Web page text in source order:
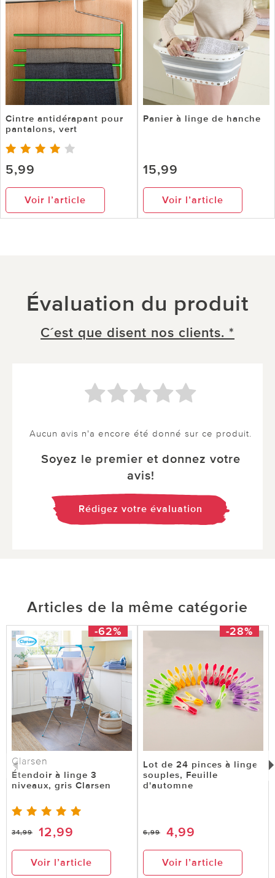
Cintre antidérapant pour
pantalons, vert
5,99
Voir l’article
Panier à linge de hanche
15,99
Voir l’article
Évaluation du produit
C´est que disent nos clients. *
Aucun avis n'a encore été donné sur ce produit.
Soyez le premier et donnez votre
avis!
Rédigez votre évaluation
Articles de la même catégorie
-62%
Clarsen
Étendoir à linge 3
niveaux, gris Clarsen
34,99 12,99
Voir l’article
-28%
Lot de 24 pinces à linge
souples, Feuille
d'automne
6,99 4,99
Voir l’article